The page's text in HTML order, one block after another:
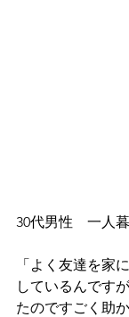
30代男性　一人
「よく友達を家
しているんです
たのですごく助